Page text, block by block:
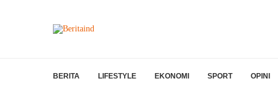
BERITA LIFESTYLE EKONOMI SPORT OPINI